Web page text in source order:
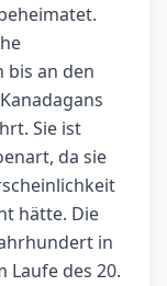
bis an den
Sie ist
da sie
hätte. Die
in
des 20.